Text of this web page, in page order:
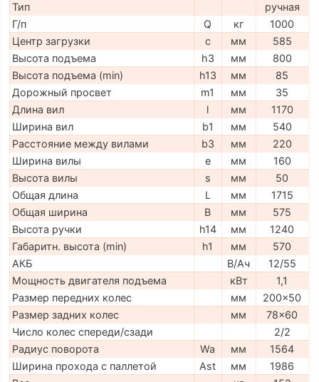
Тип
ручная
Г/п
Q кг
1000
Центр загрузки
c мм
585
Высота подъема
h3 мм
800
Высота подъема (min)
h13 мм
85
Дорожный просвет
m1 мм
35
Длина вил
l мм
1170
Ширина вил
b1 мм
540
Расстояние между вилами
b3 мм
220
Ширина вилы
e мм
160
Высота вилы
s мм
50
Общая длина
L мм
1715
Общая ширина
B мм
575
Высота ручки
h14 мм
1240
Габаритн. высота (min)
h1 мм
570
АКБ
В/Ач
12/55
Мощность двигателя подъема
кВт
1,1
Размер передних колес
мм
200x50
Размер задних колес
мм
78x60
Число колес спереди/сзади
2/2
Радиус поворота
Wa мм
1564
Ширина прохода с паллетой
Ast мм
1986